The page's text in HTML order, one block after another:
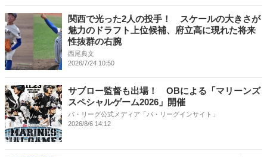
関西で光った2人の投手！ スケールの大きさが
魅力のドラフト上位候補、府立高に現れた将来
性抜群の右腕
西尾典文
2026/7/24 10:50
サブロー監督も出場！ OBによる「マリーンズ
スペシャルゲーム2026」開催
パ・リーグ公式メディア「パ・リーグインサイト」
2026/8/6 14:12